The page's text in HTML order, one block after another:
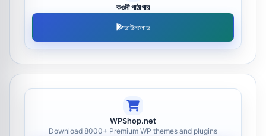
কওমী পাঠাগার
ডাউনলোড
WPShop.net
Download 8000+ Premium WP themes and plugins